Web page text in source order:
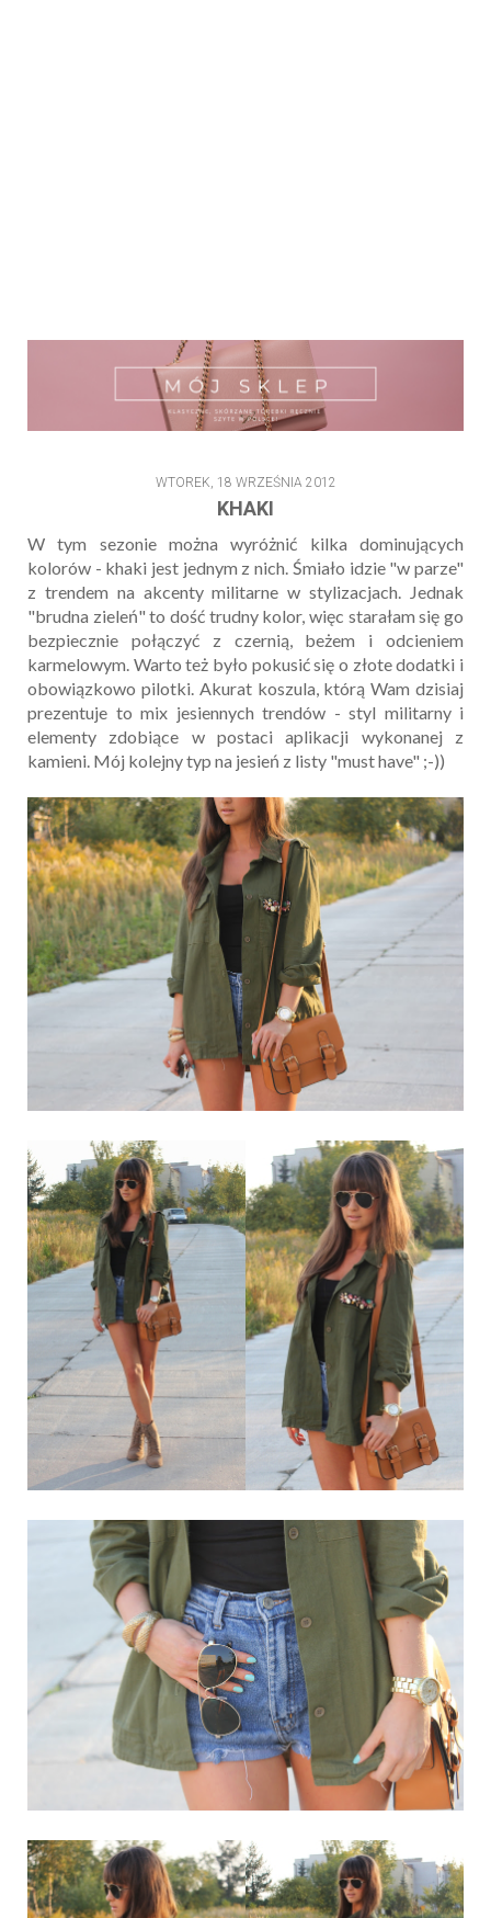
WTOREK, 18 WRZEŚNIA 2012
KHAKI
W tym sezonie można wyróżnić kilka dominujących
kolorów - khaki jest jednym z nich. Śmiało idzie "w parze"
z trendem na akcenty militarne w stylizacjach. Jednak
"brudna zieleń" to dość trudny kolor, więc starałam się go
bezpiecznie połączyć z czernią, beżem i odcieniem
karmelowym. Warto też było pokusić się o złote dodatki i
obowiązkowo pilotki. Akurat koszula, którą Wam dzisiaj
prezentuje to mix jesiennych trendów - styl militarny i
elementy zdobiące w postaci aplikacji wykonanej z
kamieni. Mój kolejny typ na jesień z listy "must have" ;-))